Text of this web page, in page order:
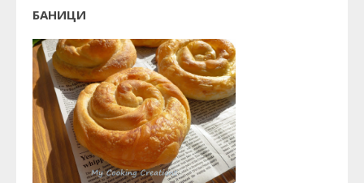
БАНИЦИ